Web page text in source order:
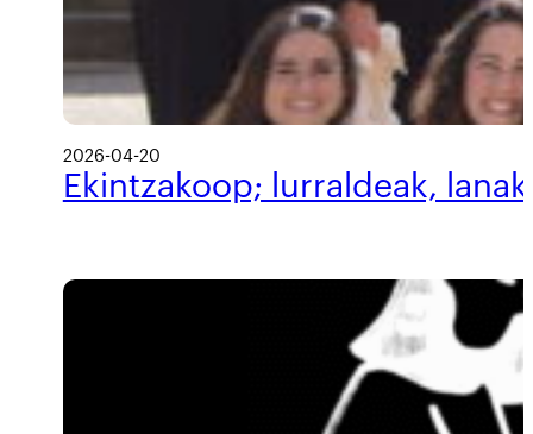
2026-04-20
Ekintzakoop; lurraldeak,